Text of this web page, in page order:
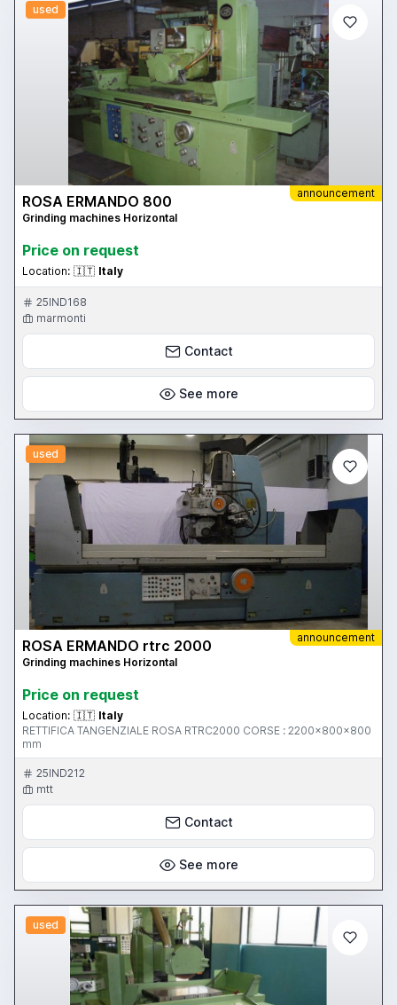
used
announcement
ROSA ERMANDO 800
Grinding machines Horizontal
Price on request
Location: 🇮🇹 Italy
25IND168
marmonti
Contact
See more
used
announcement
ROSA ERMANDO rtrc 2000
Grinding machines Horizontal
Price on request
Location: 🇮🇹 Italy
RETTIFICA TANGENZIALE ROSA RTRC2000 CORSE : 2200x800x800
mm
25IND212
mtt
Contact
See more
used